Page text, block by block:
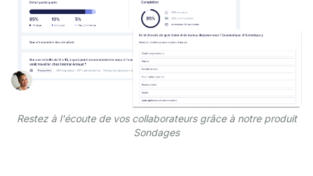
Restez à l'écoute de vos collaborateurs grâce à notre produit
Sondages